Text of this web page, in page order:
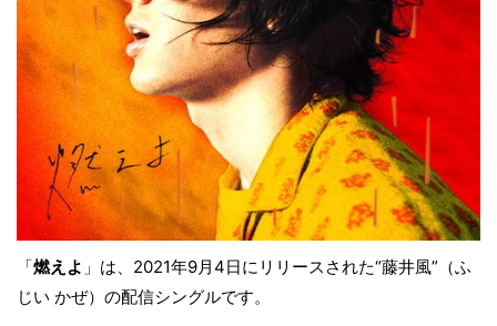
「燃えよ 」は、2021年9月4日にリリースされた“藤井風”（ふ
じい かぜ）の配信シングルです。